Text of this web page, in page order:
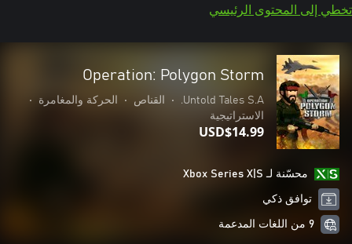
تخطي إلى المحتوى الرئيسي
Operation: Polygon Storm
Untold Tales S.A.
• القناص • الحركة والمغامرة
•
الاستراتيجية
USD$14.99
محسّنة لـ Xbox Series X|S
توافق ذكي
9 من اللغات المدعمة